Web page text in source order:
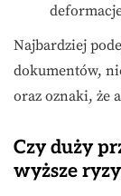
Najbardziej
dokumentów,
oraz oznaki, że
Czy duży
wyższe